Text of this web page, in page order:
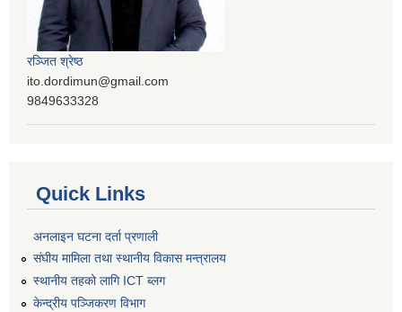
रञ्‍जित श्रेष्ठ
ito.dordimun@gmail.com
9849633328
Quick Links
अनलाइन घटना दर्ता प्रणाली
संघीय मामिला तथा स्थानीय विकास मन्त्रालय
स्थानीय तहको लागि ICT ब्लग
केन्द्रीय पञ्जिकरण विभाग